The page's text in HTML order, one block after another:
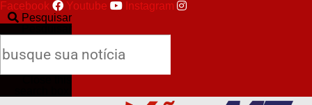
Facebook Youtube
Instagram
Pesquisar